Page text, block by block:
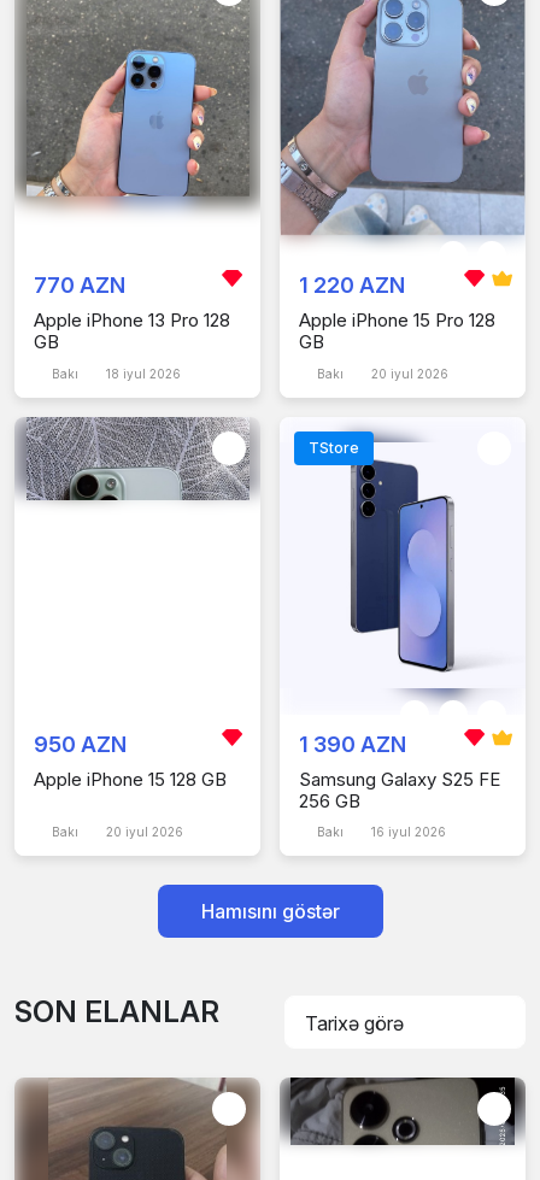
770 AZN
Apple iPhone 13 Pro 128
GB
Bakı 18 iyul 2026
1 220 AZN
Apple iPhone 15 Pro 128
GB
Bakı 20 iyul 2026
950 AZN
Apple iPhone 15 128 GB
Bakı 20 iyul 2026
TStore
1 390 AZN
Samsung Galaxy S25 FE
256 GB
Bakı 16 iyul 2026
Hamısını göstər
SON ELANLAR